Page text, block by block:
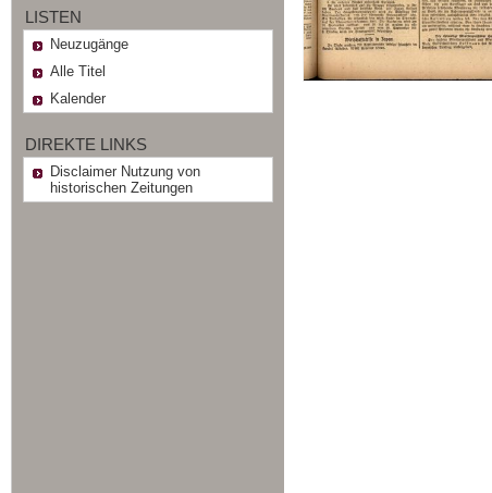
LISTEN
Neuzugänge
Alle Titel
Kalender
DIREKTE LINKS
Disclaimer Nutzung von
historischen Zeitungen